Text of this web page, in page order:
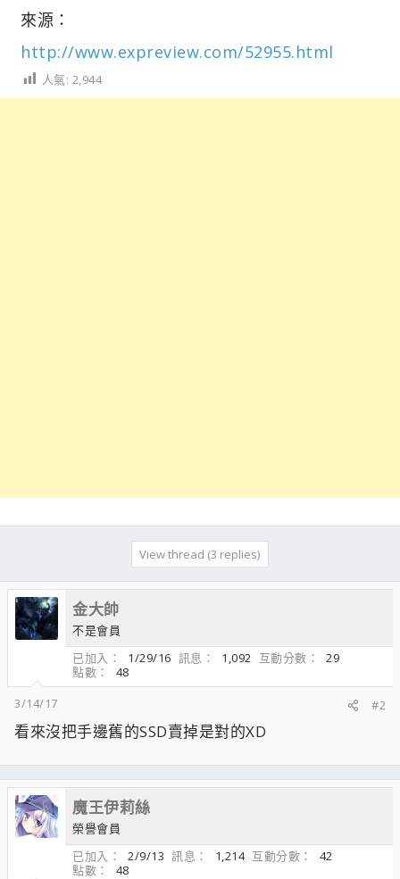
來源：
http://www.expreview.com/52955.html
人氣: 2,944
View thread (3 replies)
金大帥
不是會員
已加入
1/29/16 訊息 1,092 互動分數
29
點數
48
3/14/17
#2
看來沒把手邊舊的SSD賣掉是對的XD
魔王伊莉絲
榮譽會員
已加入
2/9/13 訊息 1,214 互動分數
42
點數
48